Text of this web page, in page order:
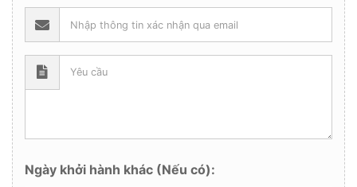
Ngày khởi hành khác (Nếu có):